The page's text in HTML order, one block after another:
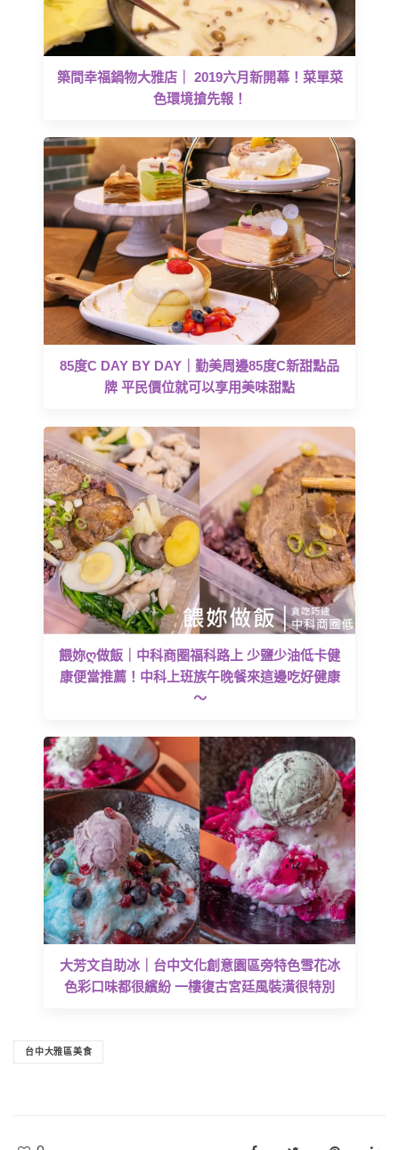
築間幸福鍋物大雅店｜ 2019六月新開幕！菜單菜
色環境搶先報！
85度C DAY BY DAY｜勤美周邊85度C新甜點品
牌 平民價位就可以享用美味甜點
餵妳ღ做飯｜中科商圈福科路上 少鹽少油低卡健
康便當推薦！中科上班族午晚餐來這邊吃好健康
～
大芳文自助冰｜台中文化創意園區旁特色雪花冰
色彩口味都很繽紛 一樓復古宮廷風裝潢很特別
台中大雅區美食